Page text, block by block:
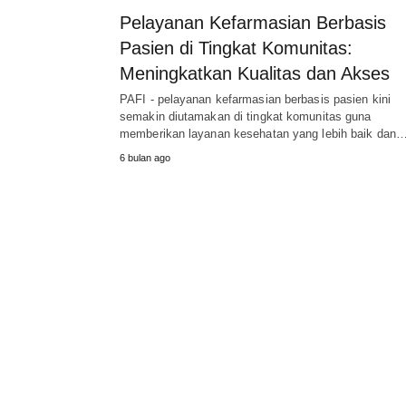
Pelayanan Kefarmasian Berbasis
Pasien di Tingkat Komunitas:
Meningkatkan Kualitas dan Akses
PAFI - pelayanan kefarmasian berbasis pasien kini
semakin diutamakan di tingkat komunitas guna
memberikan layanan kesehatan yang lebih baik
6 bulan ago